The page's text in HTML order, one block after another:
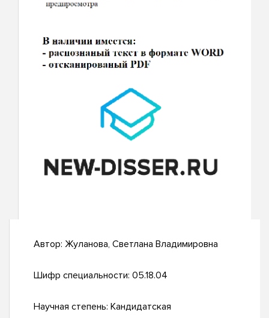
Автор: Жуланова, Светлана Владимировна
Шифр специальности: 05.18.04
Научная степень: Кандидатская